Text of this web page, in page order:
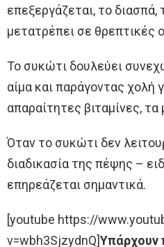
επεξεργάζεται, το διασπά,
μετατρέπει σε θρεπτικές
Το συκώτι δουλεύει
αίμα και παράγοντας χολή
απαραίτητες βιταμίνες,
Όταν το συκώτι δεν
διαδικασία της πέψης –
επηρεάζεται σημαντικά.
[youtube https://
v=wbh3SjzydnQ]Υπάρχουν